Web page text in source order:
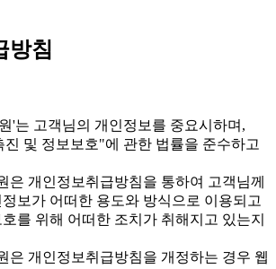
방침
'는 고객님의 개인정보를 중요시하며,
및 정보보호"에 관한 법률을 준수하고
은 개인정보취급방침을 통하여 고객님께
보가 어떠한 용도와 방식으로 이용되고
를 위해 어떠한 조치가 취해지고 있는지
은 개인정보취급방침을 개정하는 경우 웹